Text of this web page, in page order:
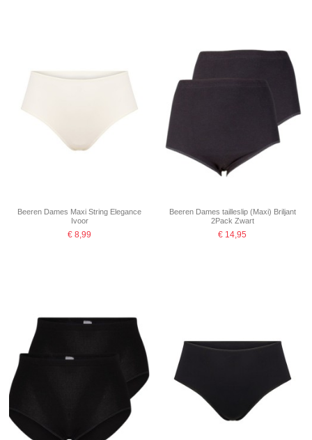
Beeren Dames Maxi String Elegance
Ivoor
€ 8,99
Beeren Dames tailleslip (Maxi) Briljant
2Pack Zwart
€ 14,95